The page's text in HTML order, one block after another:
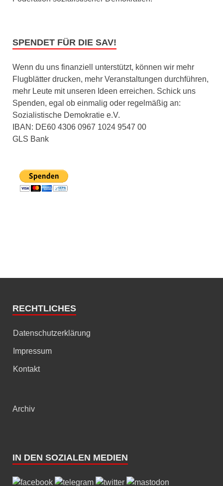
SPENDET FÜR DIE SAV!
Wenn du uns finanziell unterstützt, können wir mehr
Flugblätter drucken, mehr Veranstaltungen durchführen,
mehr Leute mit unseren Ideen erreichen. Schick uns
Spenden, egal ob einmalig oder regelmäßig an:
Sozialistische Demokratie e.V.
IBAN: DE60 4306 0967 1024 9547 00
GLS Bank
RECHTLICHES
Datenschutzerklärung
Impressum
Kontakt
Archiv
IN DEN SOZIALEN MEDIEN